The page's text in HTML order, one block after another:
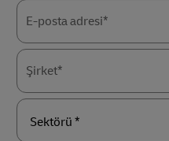
E-posta adresi*
Şirket*